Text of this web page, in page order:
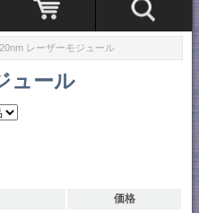
レーザーモジュール
ュール
価格